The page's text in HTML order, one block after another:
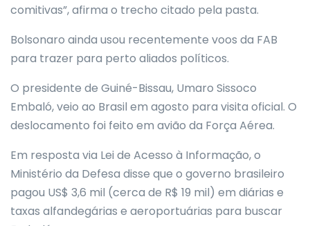
comitivas”, afirma o trecho citado pela pasta.
Bolsonaro ainda usou recentemente voos da FAB
para trazer para perto aliados políticos.
O presidente de Guiné-Bissau, Umaro Sissoco
Embaló, veio ao Brasil em agosto para visita oficial. O
deslocamento foi feito em avião da Força Aérea.
Em resposta via Lei de Acesso à Informação, o
Ministério da Defesa disse que o governo brasileiro
pagou US$ 3,6 mil (cerca de R$ 19 mil) em diárias e
taxas alfandegárias e aeroportuárias para buscar